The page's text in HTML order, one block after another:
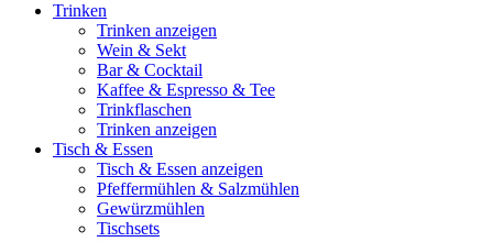
Trinken
Trinken anzeigen
Wein & Sekt
Bar & Cocktail
Kaffee & Espresso & Tee
Trinkflaschen
Trinken anzeigen
Tisch & Essen
Tisch & Essen anzeigen
Pfeffermühlen & Salzmühlen
Gewürzmühlen
Tischsets